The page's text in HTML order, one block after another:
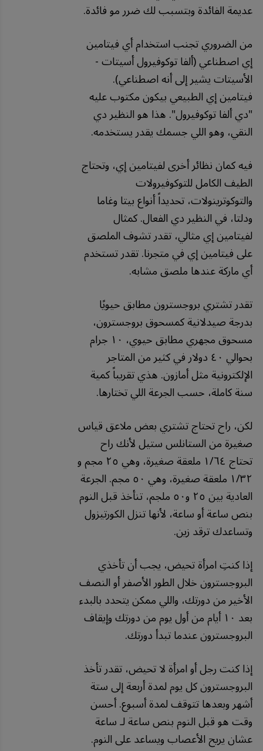
عديمة الفائدة وبتسبب لك ضرر مو فائدة.
من الضروري تجنب استخدام أي فيتامين
إي اصطناعي (ألفا توكوفيرول أسيتات -
الأسيتات يشير إلى أنه اصطناعي).
فيتامين إي الطبيعي بيكون مكتوب عليه
"دي ألفا توكوفيرول". هذا هو النظير دي
النقي، وهو اللي جسمك يقدر يستخدمه.
فيه كمان نظائر أخرى لفيتامين إي، وتحتاج
الطيف الكامل للتوكوفيرولات
والتوكوترينولات، تحديداً أنواع بيتا وغاما
ودلتا، في النظير دي الفعال. كمثال
لفيتامين إي مثالي، تقدر تشوف الملصق
على فيتامين إي في متجرنا. تقدر تستخدم
أي ماركة عندها ملصق مشابه.
تقدر تشتري بروجسترون مطابق حيويًا
بدرجة صيدلانية كمسحوق بروجسترون،
مسحوق مجهري مطابق حيوي، ١٠ جرام
بحوالي ٤٠ دولار في كثير من المتاجر
الإلكترونية مثل أمازون. هذي تقريباً كمية
سنة كاملة، حسب الجرعة اللي تختارها.
لكن، راح تحتاج تشتري بعض ملاعق قياس
صغيرة من الستانلس ستيل لأنك راح
تحتاج ١/٦٤ ملعقة صغيرة، وهي ٢٥ مجم و
١/٣٢ ملعقة صغيرة، وهي ٥٠ مجم. الجرعة
العادية بين ٢٥ و٥٠ ملجم، تنأخذ قبل النوم
بنص ساعة أو ساعة، لأنها تنزل الكورتيزول
وتساعدك ترقد زين.
إذا كنتِ امرأة تحيض، يجب أن تأخذي
البروجسترون خلال الطور الأصفر أو النصف
الأخير من دورتك، واللي ممكن يتحدد بالبدء
بعد ١٠ أيام من أول يوم من دورتك وإيقاف
البروجسترون عندما تبدأ دورتك.
إذا كنت رجل أو امرأة لا تحيض، تقدر تأخذ
البروجسترون كل يوم لمدة أربعة إلى ستة
أشهر وبعدها تتوقف لمدة أسبوع. أحسن
وقت هو قبل النوم بنص ساعة لـ ساعة
عشان يريح الأعصاب ويساعد على النوم.